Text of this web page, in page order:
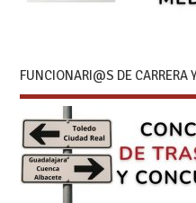
FUNCIONARI@S DE CARRERA